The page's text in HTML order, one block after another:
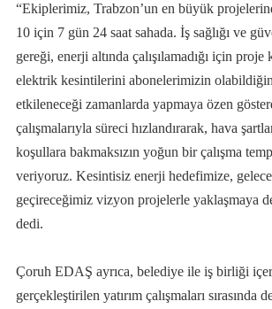
“Ekiplerimiz, Trabzon’un en büyük
10 için 7 gün 24 saat sahada. İş sağlığı ve
gereği, enerji altında çalışılamadığı için proje
elektrik kesintilerini abonelerimizin
etkileneceği zamanlarda yapmaya özen
çalışmalarıyla süreci hızlandırarak, hava
koşullara bakmaksızın yoğun bir çalışma
veriyoruz. Kesintisiz enerji hedefimize,
geçireceğimiz vizyon projelerle yaklaşmaya
dedi.
Çoruh EDAŞ ayrıca, belediye ile iş birliği
gerçekleştirilen yatırım çalışmaları sırasında